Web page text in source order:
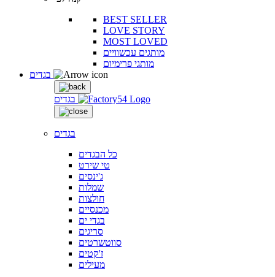
BEST SELLER
LOVE STORY
MOST LOVED
מותגים עכשוויים
מותגי פרימיום
בגדים
בגדים
כל הבגדים
טי שירט
ג'ינסים
שמלות
חולצות
מכנסיים
בגדי ים
סריגים
סווטשרטים
ז'קטים
מעילים